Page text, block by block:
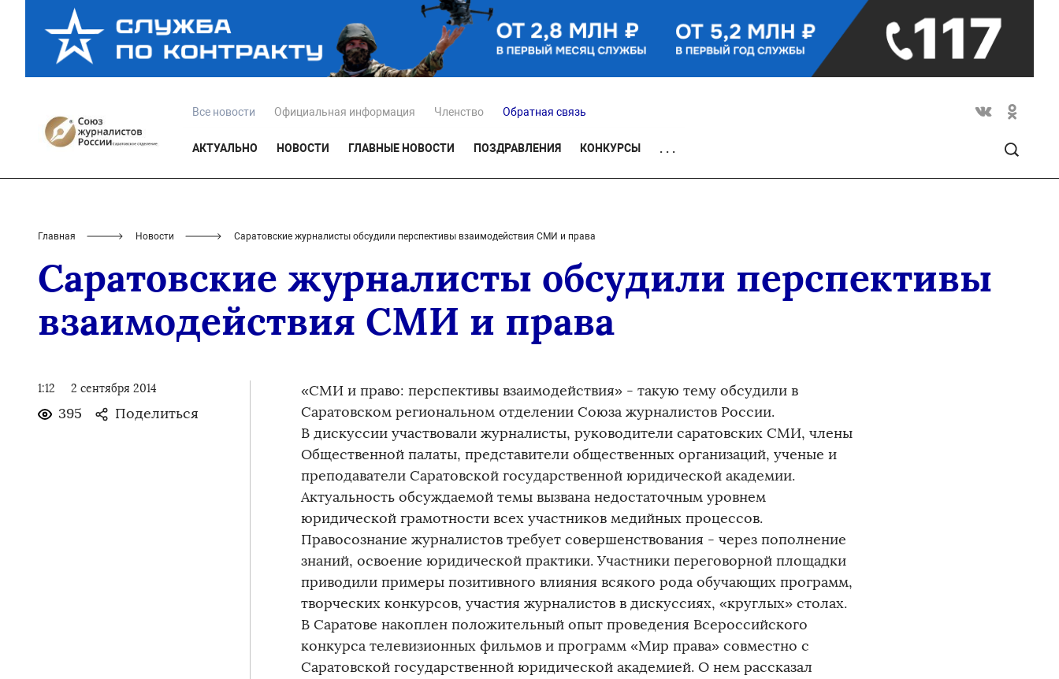
Все новости Официальная информация Членство Обратная связь
АКТУАЛЬНО НОВОСТИ ГЛАВНЫЕ НОВОСТИ ПОЗДРАВЛЕНИЯ КОНКУРСЫ . . .
Главная Новости Саратовские журналисты обсудили перспективы взаимодействия СМИ и права
Саратовские журналисты обсудили перспективы
взаимодействия СМИ и права
1:12 2 сентября 2014
395 Поделиться
«СМИ и право: перспективы взаимодействия» - такую тему обсудили в
Саратовском региональном отделении Союза журналистов России.
В дискуссии участвовали журналисты, руководители саратовских СМИ, члены
Общественной палаты, представители общественных организаций, ученые и
преподаватели Саратовской государственной юридической академии.
Актуальность обсуждаемой темы вызвана недостаточным уровнем
юридической грамотности всех участников медийных процессов.
Правосознание журналистов требует совершенствования - через пополнение
знаний, освоение юридической практики. Участники переговорной площадки
приводили примеры позитивного влияния всякого рода обучающих программ,
творческих конкурсов, участия журналистов в дискуссиях, «круглых» столах.
В Саратове накоплен положительный опыт проведения Всероссийского
конкурса телевизионных фильмов и программ «Мир права» совместно с
Саратовской государственной юридической академией. О нем рассказал